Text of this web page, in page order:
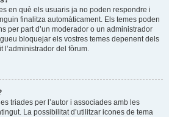
en què els usuaris ja no poden respondre i
finalitza automàticament. Els temes poden
per part d’un moderador o un administrador
bloquejar els vostres temes depenent dels
l’administrador del fòrum.
triades per l’autor i associades amb les
La possibilitat d’utilitzar icones de tema